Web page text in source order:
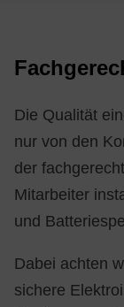
Die Qualität
nur von den
der
Mitarbeiter
und
Dabei achten
sichere